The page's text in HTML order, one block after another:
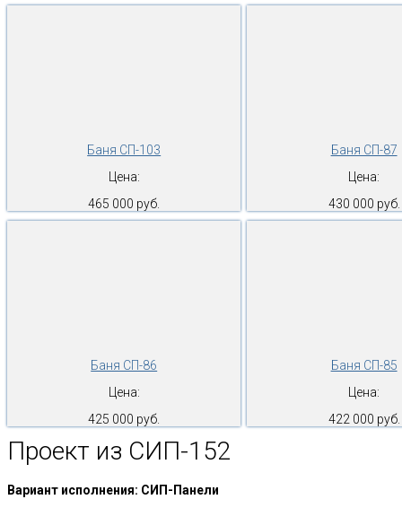
Баня СП-103
Цена:
465 000 руб.
Баня СП-87
Цена:
430 000 руб.
Баня СП-86
Цена:
425 000 руб.
Баня СП-85
Цена:
422 000 руб.
Проект из СИП-152
Вариант исполнения: СИП-Панели